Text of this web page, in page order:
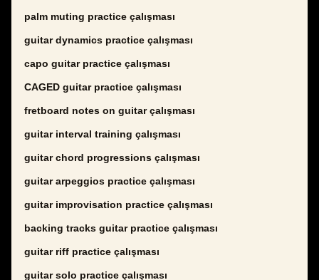
palm muting practice çalışması
guitar dynamics practice çalışması
capo guitar practice çalışması
CAGED guitar practice çalışması
fretboard notes on guitar çalışması
guitar interval training çalışması
guitar chord progressions çalışması
guitar arpeggios practice çalışması
guitar improvisation practice çalışması
backing tracks guitar practice çalışması
guitar riff practice çalışması
guitar solo practice çalışması